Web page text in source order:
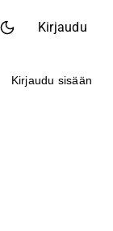
Kirjaudu
Kirjaudu sisään